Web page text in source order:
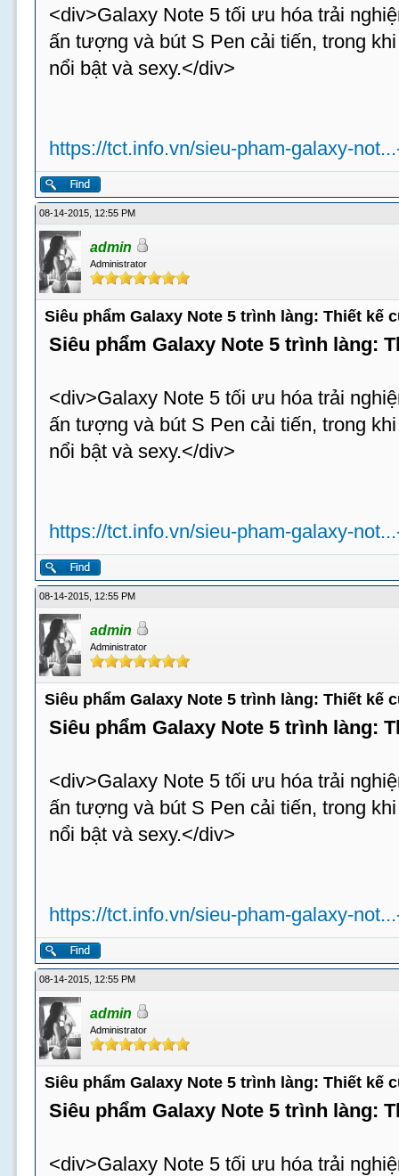
<div>Galaxy Note 5 tối ưu hóa trải
ấn tượng và bút S Pen cải tiến, trong
nổi bật và sexy.</div>
https://tct.info.vn/sieu-pham-galaxy-
08-14-2015, 12:55 PM
admin
Administrator
Siêu phẩm Galaxy Note 5 trình làng: Thiết kế
Siêu phẩm Galaxy Note 5 trình làng:
<div>Galaxy Note 5 tối ưu hóa trải
ấn tượng và bút S Pen cải tiến, trong
nổi bật và sexy.</div>
https://tct.info.vn/sieu-pham-galaxy-
08-14-2015, 12:55 PM
admin
Administrator
Siêu phẩm Galaxy Note 5 trình làng: Thiết kế
Siêu phẩm Galaxy Note 5 trình làng:
<div>Galaxy Note 5 tối ưu hóa trải
ấn tượng và bút S Pen cải tiến, trong
nổi bật và sexy.</div>
https://tct.info.vn/sieu-pham-galaxy-
08-14-2015, 12:55 PM
admin
Administrator
Siêu phẩm Galaxy Note 5 trình làng: Thiết kế
Siêu phẩm Galaxy Note 5 trình làng:
<div>Galaxy Note 5 tối ưu hóa trải